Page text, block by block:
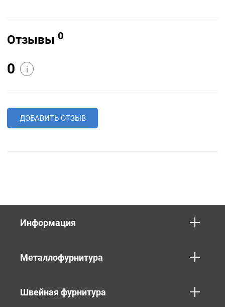
Отзывы 0
0 i
ДОБАВИТЬ ОТЗЫВ
Информация
Металлофурнитура
Швейная фурнитура